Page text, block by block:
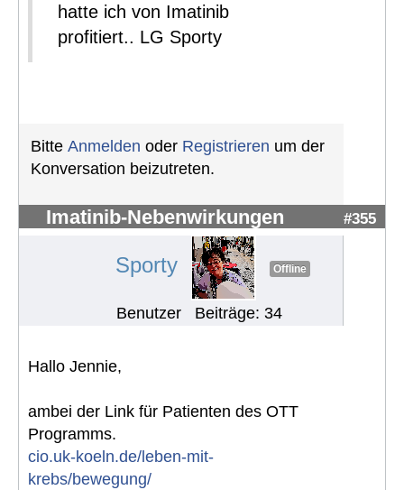
hatte ich von Imatinib
profitiert.. LG Sporty
Bitte Anmelden oder Registrieren um der
Konversation beizutreten.
Imatinib-Nebenwirkungen #355
Sporty Offline
Benutzer Beiträge: 34
Hallo Jennie,
ambei der Link für Patienten des OTT
Programms.
cio.uk-koeln.de/leben-mit-
krebs/bewegung/